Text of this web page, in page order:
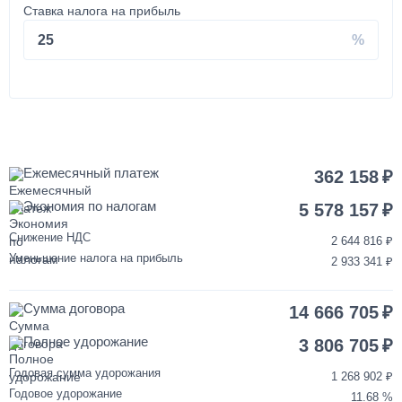
Установка запасного колеса на КАМАЗ
120 000
от 3 до 5 дней
от 2 до 3 дней
Ставка налога на прибыль
25
Ежемесячный платеж 362 158
Экономия по налогам 5 578 157
Снижение НДС
2 644 816
Уменьшение налога на прибыль
2 933 341
Сумма договора 14 666 705
Полное удорожание 3 806 705
Годовая сумма удорожания
1 268 902
Годовое удорожание
11.68